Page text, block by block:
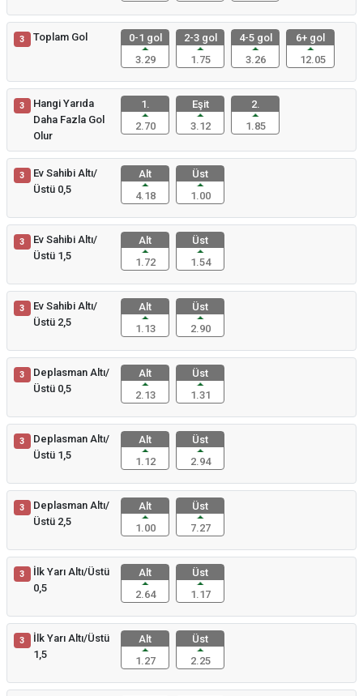
3 Toplam Gol
0-1 gol
3.29
2-3 gol
1.75
4-5 gol
3.26
6+ gol
12.05
3
Hangi Yarıda
Daha Fazla Gol
Olur
1.
2.70
Eşit
3.12
2.
1.85
3
Ev Sahibi Altı/
Üstü 0,5
Alt
4.18
Üst
1.00
3
Ev Sahibi Altı/
Üstü 1,5
Alt
1.72
Üst
1.54
3
Ev Sahibi Altı/
Üstü 2,5
Alt
1.13
Üst
2.90
3
Deplasman Altı/
Üstü 0,5
Alt
2.13
Üst
1.31
3
Deplasman Altı/
Üstü 1,5
Alt
1.12
Üst
2.94
3
Deplasman Altı/
Üstü 2,5
Alt
1.00
Üst
7.27
3
İlk Yarı Altı/Üstü
0,5
Alt
2.64
Üst
1.17
3
İlk Yarı Altı/Üstü
1,5
Alt
1.27
Üst
2.25